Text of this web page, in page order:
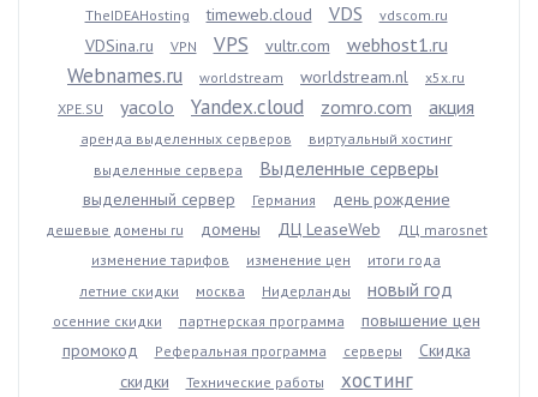
TheIDEAHosting
timeweb.cloud VDS vdscom.ru
VDSina.ru VPN VPS vultr.com webhost1.ru
Webnames.ru worldstream worldstream.nl
x5x.ru
XPE.SU
yacolo Yandex.cloud zomro.com акция
аренда выделенных серверов
виртуальный хостинг
выделенные сервера
Выделенные серверы
выделенный сервер Германия день рождение
дешевые домены ru домены ДЦ LeaseWeb
ДЦ marosnet
изменение тарифов
изменение цен
итоги года
летние скидки
москва Нидерланды новый год
осенние скидки партнерская программа
повышение цен
промокод
Реферальная программа серверы
Скидка
скидки
Технические работы
хостинг